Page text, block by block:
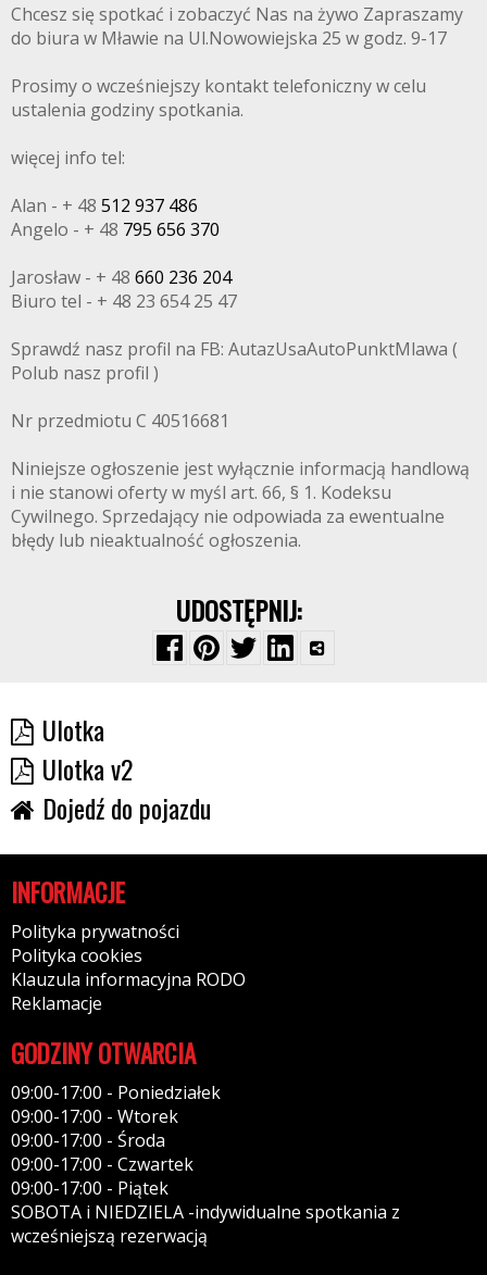
Chcesz się spotkać i zobaczyć Nas na żywo Zapraszamy
do biura w Mławie na Ul.Nowowiejska 25 w godz. 9-17
Prosimy o wcześniejszy kontakt telefoniczny w celu
ustalenia godziny spotkania.
więcej info tel:
Alan - + 48 512 937 486
Angelo - + 48 795 656 370
Jarosław - + 48 660 236 204
Biuro tel - + 48 23 654 25 47
Sprawdź nasz profil na FB: AutazUsaAutoPunktMlawa (
Polub nasz profil )
Nr przedmiotu C 40516681
Niniejsze ogłoszenie jest wyłącznie informacją handlową
i nie stanowi oferty w myśl art. 66, § 1. Kodeksu
Cywilnego. Sprzedający nie odpowiada za ewentualne
błędy lub nieaktualność ogłoszenia.
UDOSTĘPNIJ:
Ulotka
Ulotka v2
Dojedź do pojazdu
INFORMACJE
Polityka prywatności
Polityka cookies
Klauzula informacyjna RODO
Reklamacje
GODZINY OTWARCIA
09:00-17:00 - Poniedziałek
09:00-17:00 - Wtorek
09:00-17:00 - Środa
09:00-17:00 - Czwartek
09:00-17:00 - Piątek
SOBOTA i NIEDZIELA -indywidualne spotkania z
wcześniejszą rezerwacją